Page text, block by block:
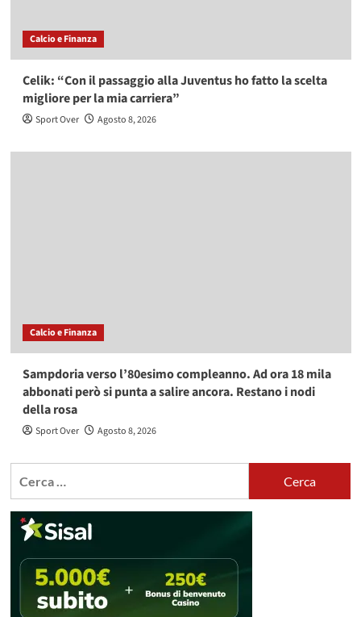
Calcio e Finanza
Celik: “Con il passaggio alla Juventus ho fatto la scelta
migliore per la mia carriera”
Sport Over Agosto 8, 2026
Calcio e Finanza
Sampdoria verso l’80esimo compleanno. Ad ora 18 mila
abbonati però si punta a salire ancora. Restano i nodi
della rosa
Sport Over Agosto 8, 2026